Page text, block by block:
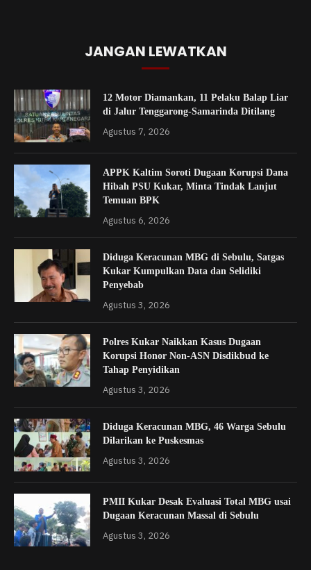
JANGAN LEWATKAN
12 Motor Diamankan, 11 Pelaku Balap Liar
di Jalur Tenggarong-Samarinda Ditilang
Agustus 7, 2026
APPK Kaltim Soroti Dugaan Korupsi Dana
Hibah PSU Kukar, Minta Tindak Lanjut
Temuan BPK
Agustus 6, 2026
Diduga Keracunan MBG di Sebulu, Satgas
Kukar Kumpulkan Data dan Selidiki
Penyebab
Agustus 3, 2026
Polres Kukar Naikkan Kasus Dugaan
Korupsi Honor Non-ASN Disdikbud ke
Tahap Penyidikan
Agustus 3, 2026
Diduga Keracunan MBG, 46 Warga Sebulu
Dilarikan ke Puskesmas
Agustus 3, 2026
PMII Kukar Desak Evaluasi Total MBG usai
Dugaan Keracunan Massal di Sebulu
Agustus 3, 2026